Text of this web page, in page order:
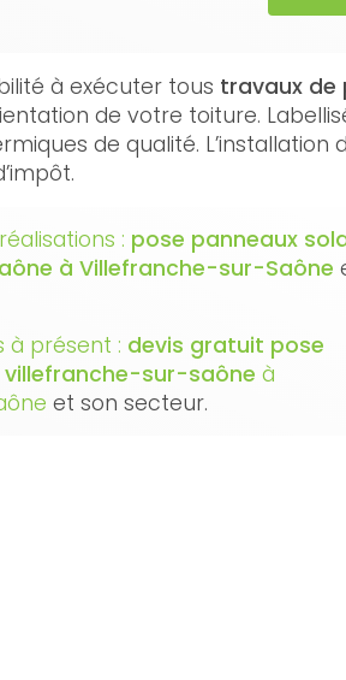
à exécuter tous travaux de
de votre toiture.
de qualité.
: pose panneaux
à Villefranche-sur-Saône
à présent : devis gratuit pose
villefranche-sur-saône à
et son secteur.